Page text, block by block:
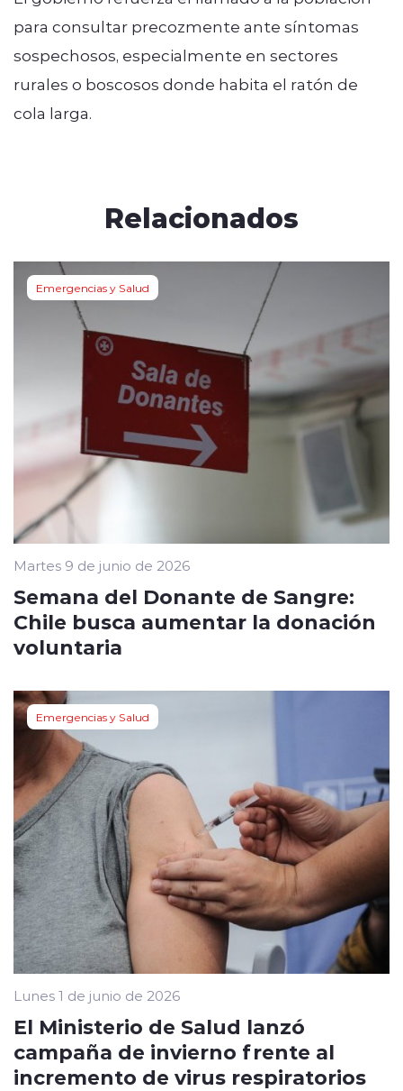
para consultar precozmente ante síntomas
sospechosos, especialmente en sectores
rurales o boscosos donde habita el ratón de
cola larga.
Relacionados
Emergencias y Salud
Martes 9 de junio de 2026
Semana del Donante de Sangre:
Chile busca aumentar la donación
voluntaria
Emergencias y Salud
Lunes 1 de junio de 2026
El Ministerio de Salud lanzó
campaña de invierno frente al
incremento de virus respiratorios